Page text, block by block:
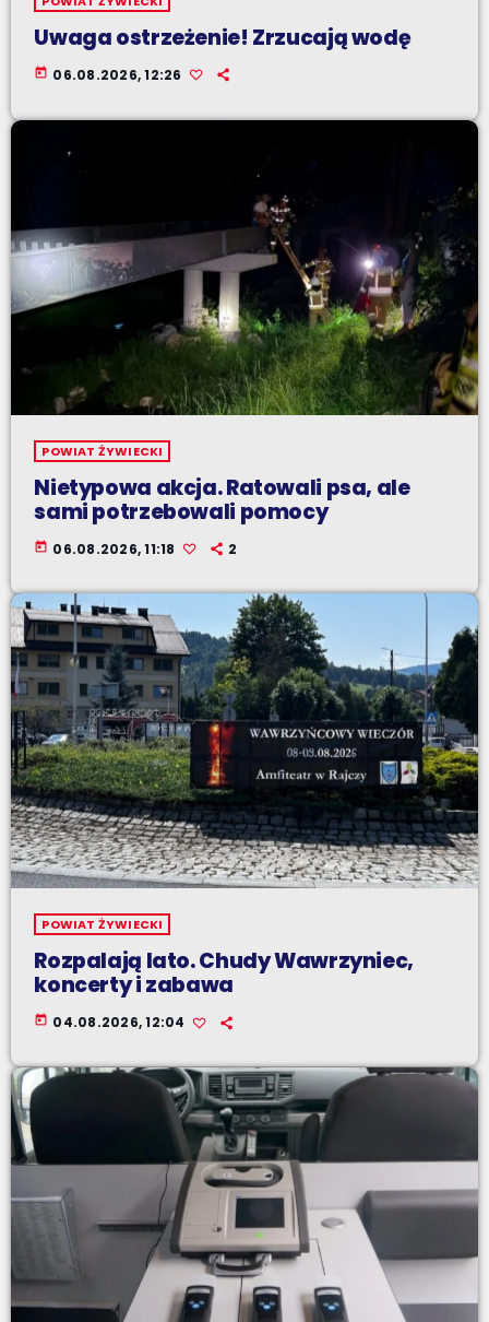
Uwaga ostrzeżenie! Zrzucają wodę
today 06.08.2026, 12:26
POWIAT ŻYWIECKI
Nietypowa akcja. Ratowali psa, ale
sami potrzebowali pomocy
today 06.08.2026, 11:18 2
POWIAT ŻYWIECKI
Rozpalają lato. Chudy Wawrzyniec,
koncerty i zabawa
today 04.08.2026, 12:04